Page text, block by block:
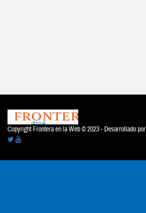
Copyright Frontera en la Web © 2023 - Desarrollado por